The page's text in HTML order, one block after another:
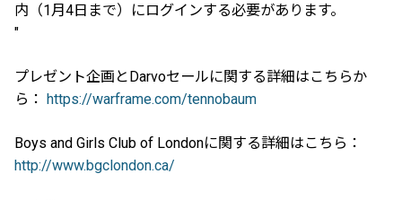
内（1月4日まで）にログインする必要があります。
"
プレゼント企画とDarvoセールに関する詳細はこちらか
ら： https://warframe.com/tennobaum
Boys and Girls Club of Londonに関する詳細はこちら：
http://www.bgclondon.ca/